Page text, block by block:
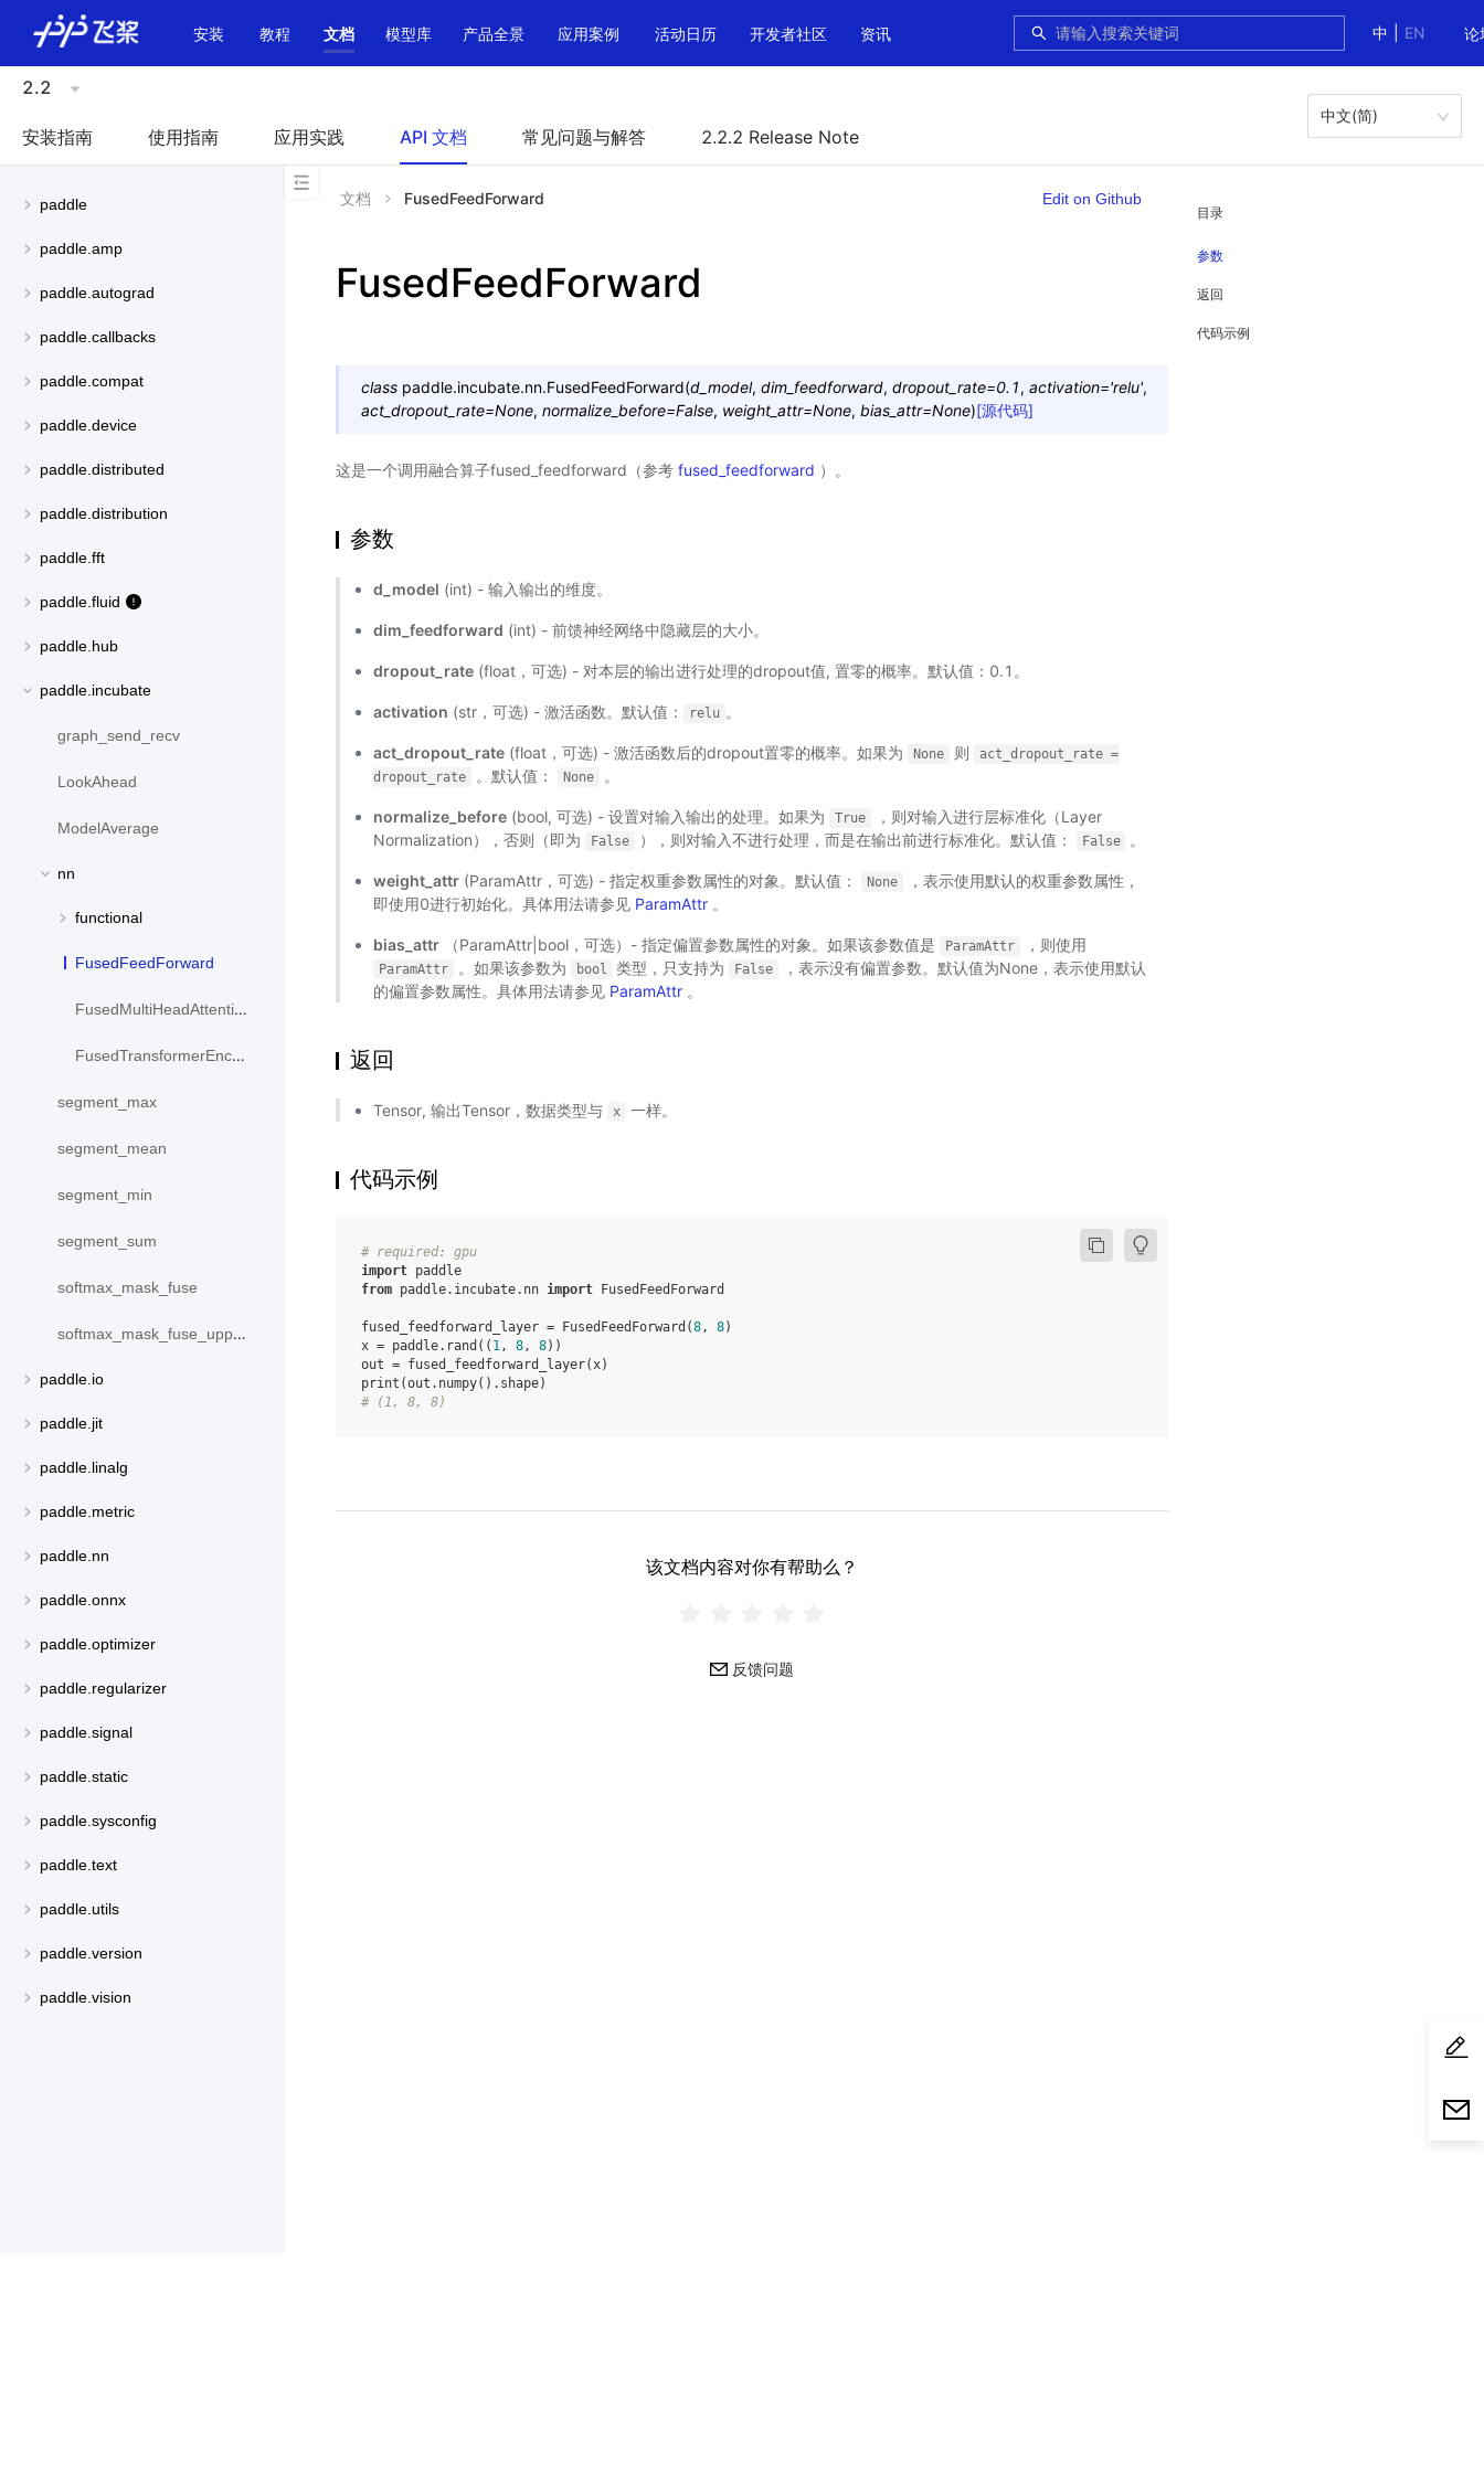
中
EN 论
安装 教程 文档 模型库 产品全景 应用案例 活动日历 开发者社区 资讯
2.2
安装指南 使用指南 应用实践 API 文档 常见问题与解答 2.2.2 Release Note
中文(简)
paddle
paddle.amp
paddle.autograd
paddle.callbacks
paddle.compat
paddle.device
paddle.distributed
paddle.distribution
paddle.fft
paddle.fluid
paddle.hub
paddle.incubate
graph_send_recv
LookAhead
ModelAverage
nn
functional
FusedFeedForward
FusedMultiHeadAttention
FusedTransformerEncoderLayer
segment_max
segment_mean
segment_min
segment_sum
softmax_mask_fuse
softmax_mask_fuse_upper_triangle
paddle.io
paddle.jit
paddle.linalg
paddle.metric
paddle.nn
paddle.onnx
paddle.optimizer
paddle.regularizer
paddle.signal
paddle.static
paddle.sysconfig
paddle.text
paddle.utils
paddle.version
paddle.vision
目录
参数
返回
代码示例
文档 FusedFeedForward Edit on Github
FusedFeedForward
class paddle.incubate.nn.FusedFeedForward(d_model, dim_feedforward, dropout_rate=0.1, activation='relu',
act_dropout_rate=None, normalize_before=False, weight_attr=None, bias_attr=None)[源代码]
这是一个调用融合算子fused_feedforward（参考 fused_feedforward ）。
参数
d_model (int) - 输入输出的维度。
dim_feedforward (int) - 前馈神经网络中隐藏层的大小。
dropout_rate (float，可选) - 对本层的输出进行处理的dropout值, 置零的概率。默认值：0.1。
activation (str，可选) - 激活函数。默认值： relu 。
act_dropout_rate (float，可选) - 激活函数后的dropout置零的概率。如果为 None 则 act_dropout_rate =
dropout_rate
。默认值： None 。
normalize_before (bool, 可选) - 设置对输入输出的处理。如果为 True
，则对输入进行层标准化（Layer
Normalization），否则（即为
False ），则对输入不进行处理，而是在输出前进行标准化。默认值： False 。
weight_attr (ParamAttr，可选) - 指定权重参数属性的对象。默认值： None
，表示使用默认的权重参数属性，
即使用0进行初始化。具体用法请参见 ParamAttr 。
bias_attr （ParamAttr|bool，可选）- 指定偏置参数属性的对象。如果该参数值是 ParamAttr ，则使用
ParamAttr 。如果该参数为 bool 类型，只支持为 False
，表示没有偏置参数。默认值为None，表示使用默认
的偏置参数属性。具体用法请参见 ParamAttr 。
返回
Tensor, 输出Tensor，数据类型与 x 一样。
代码示例
# required: gpu
import paddle
from paddle.incubate.nn import FusedFeedForward
fused_feedforward_layer = FusedFeedForward (8, 8)
x = paddle. rand (( 1, 8, 8))
out = fused_feedforward_layer(x)
print (out . numpy() . shape)
# (1, 8, 8)
该文档内容对你有帮助么？
反馈问题